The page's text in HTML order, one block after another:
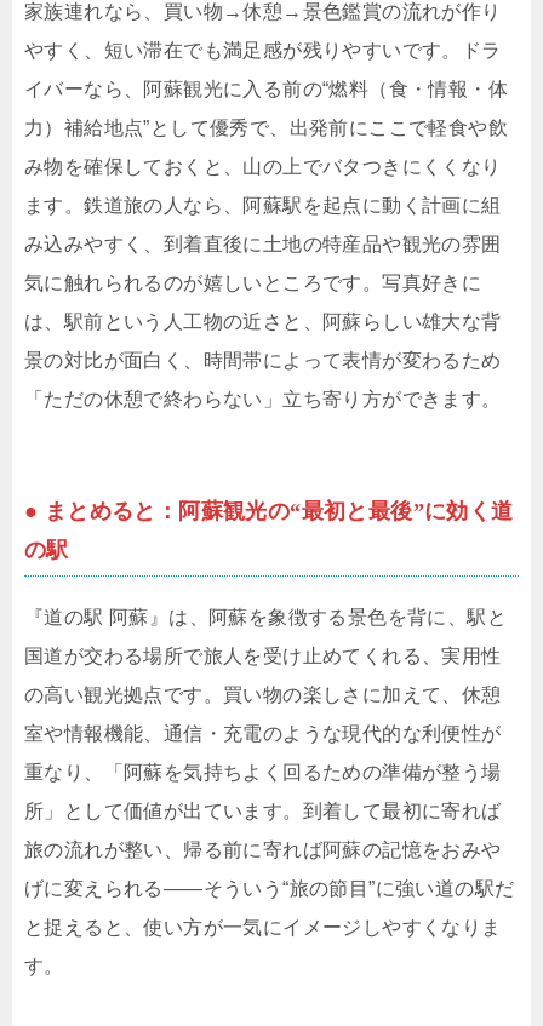
家族連れなら、買い物→休憩→景色鑑賞の流れが作り
やすく、短い滞在でも満足感が残りやすいです。ドラ
イバーなら、阿蘇観光に入る前の“燃料（食・情報・体
力）補給地点”として優秀で、出発前にここで軽食や飲
み物を確保しておくと、山の上でバタつきにくくなり
ます。鉄道旅の人なら、阿蘇駅を起点に動く計画に組
み込みやすく、到着直後に土地の特産品や観光の雰囲
気に触れられるのが嬉しいところです。写真好きに
は、駅前という人工物の近さと、阿蘇らしい雄大な背
景の対比が面白く、時間帯によって表情が変わるため
「ただの休憩で終わらない」立ち寄り方ができます。
● まとめると：阿蘇観光の“最初と最後”に効く道
の駅
『道の駅 阿蘇』は、阿蘇を象徴する景色を背に、駅と
国道が交わる場所で旅人を受け止めてくれる、実用性
の高い観光拠点です。買い物の楽しさに加えて、休憩
室や情報機能、通信・充電のような現代的な利便性が
重なり、「阿蘇を気持ちよく回るための準備が整う場
所」として価値が出ています。到着して最初に寄れば
旅の流れが整い、帰る前に寄れば阿蘇の記憶をおみや
げに変えられる――そういう“旅の節目”に強い道の駅だ
と捉えると、使い方が一気にイメージしやすくなりま
す。